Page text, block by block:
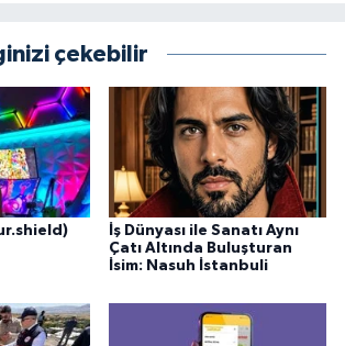
çekebilir
İş Dünyası ile Sanatı Aynı
Çatı Altında Buluşturan
İsim: Nasuh İstanbuli